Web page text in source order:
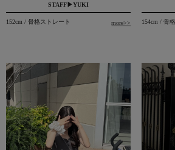
STAFF▶YUKI
152cm / 骨格ストレート more>> 154cm / 骨